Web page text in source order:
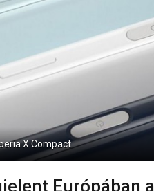
X Compact
Európában